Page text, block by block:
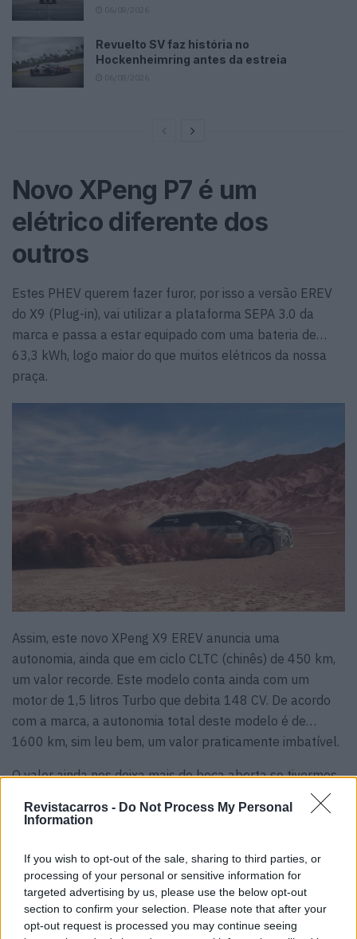
Revistacarros - Do Not Process My Personal
Information
If you wish to opt-out of the sale, sharing to third parties, or
processing of your personal or sensitive information for
targeted advertising by us, please use the below opt-out
section to confirm your selection. Please note that after your
opt-out request is processed you may continue seeing
Revuelto SV faz história no
Hockenheimring antes da estreia
Novo XPeng P7 é um
elétrico diferente dos
outros
Estes PHEV querem fazer furor, por isso a versão EREV
do X9 (Plug-in), vai utilizar a plataforma SEPA 3.0 da
marca e passa a estar equipado com uma bateria de…
63,3 kWh, logo maior do que muitos elétricos da nossa
praça.
Assim, este novo XPeng X9 EREV anuncia uma
autonomia, ainda que em ciclo CLTC (chinês) de 450 km,
um valor recorde. Este modelo conta ainda com um
motor de 1,5 litros Turbo que debita 148 CV. De acordo
com a marca, a autonomia total deste modelo é de…
1600 km, sim leu bem, um valor praticamente imbatível.
O valor ainda nos deixa mais de boca aberta se tivermos
em consideração que o X9 pesa 2750 kg e chega aos
5316 mm de comprimento, 1988 mm de largura e 1785
totalmente elétrica.